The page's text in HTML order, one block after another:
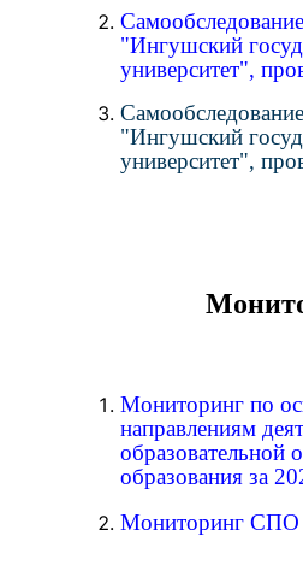
"Ингушский
университет",
"Ингушский
университет",
Мониторинг по
направлениям
образовательной
образования за
Мониторинг СПО